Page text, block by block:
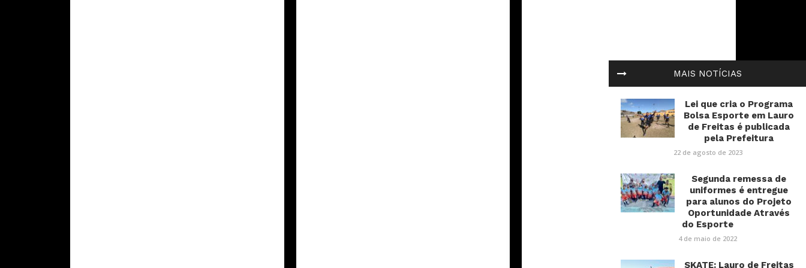
MAIS NOTÍCIAS
Lei que cria o Programa
Bolsa Esporte em Lauro
de Freitas é publicada
pela Prefeitura
22 de agosto de 2023
Segunda remessa de
uniformes é entregue
para alunos do Projeto
Oportunidade Através
do Esporte
4 de maio de 2022
SKATE: Lauro de Freitas